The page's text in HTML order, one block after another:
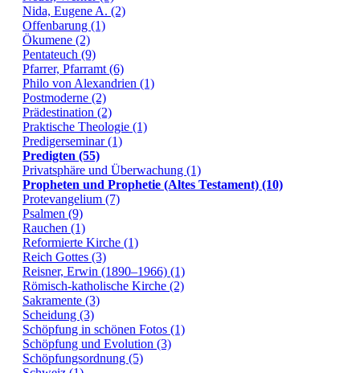
Nida, Eugene A. (2)
Offenbarung (1)
Ökumene (2)
Pentateuch (9)
Pfarrer, Pfarramt (6)
Philo von Alexandrien (1)
Postmoderne (2)
Prädestination (2)
Praktische Theologie (1)
Predigerseminar (1)
Predigten (55)
Privatsphäre und Überwachung (1)
Propheten und Prophetie (Altes Testament) (10)
Protevangelium (7)
Psalmen (9)
Rauchen (1)
Reformierte Kirche (1)
Reich Gottes (3)
Reisner, Erwin (1890–1966) (1)
Römisch-katholische Kirche (2)
Sakramente (3)
Scheidung (3)
Schöpfung in schönen Fotos (1)
Schöpfung und Evolution (3)
Schöpfungsordnung (5)